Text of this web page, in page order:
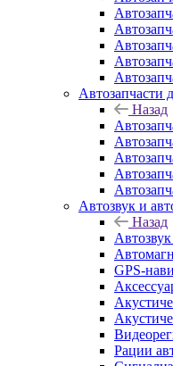
Автозапчасти
Назад
Автозвук и
Назад
GPS-
Рации